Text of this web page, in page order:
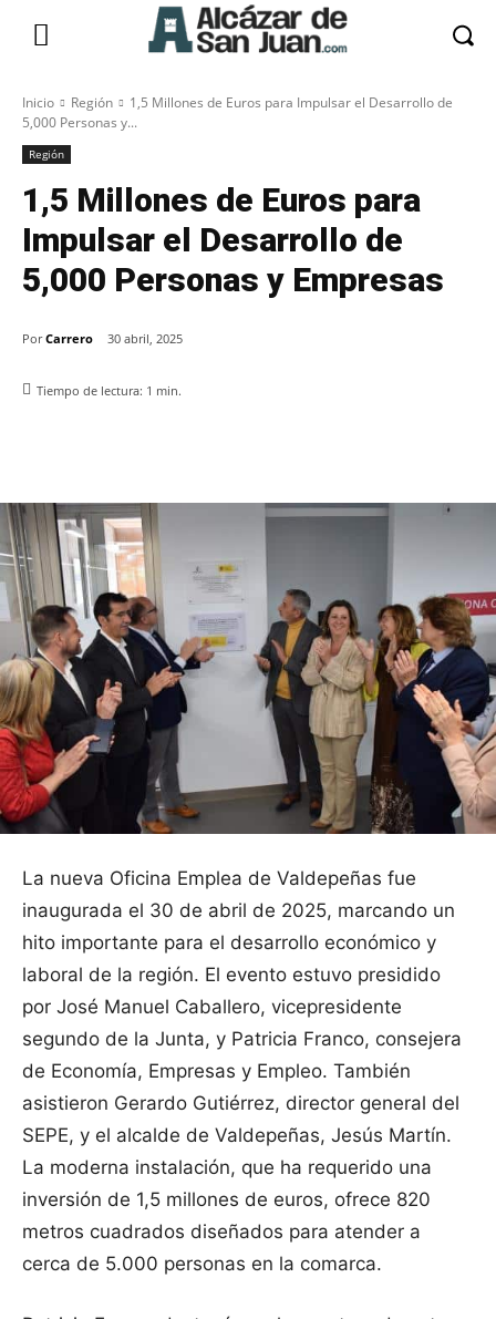
Inicio Región
1,5 Millones de Euros para Impulsar el Desarrollo de
5,000 Personas y...
Región
1,5 Millones de Euros para
Impulsar el Desarrollo de
5,000 Personas y Empresas
Por Carrero 30 abril, 2025
Tiempo de lectura: 1 min.
La nueva Oficina Emplea de Valdepeñas fue
inaugurada el 30 de abril de 2025, marcando un
hito importante para el desarrollo económico y
laboral de la región. El evento estuvo presidido
por José Manuel Caballero, vicepresidente
segundo de la Junta, y Patricia Franco, consejera
de Economía, Empresas y Empleo. También
asistieron Gerardo Gutiérrez, director general del
SEPE, y el alcalde de Valdepeñas, Jesús Martín.
La moderna instalación, que ha requerido una
inversión de 1,5 millones de euros, ofrece 820
metros cuadrados diseñados para atender a
cerca de 5.000 personas en la comarca.